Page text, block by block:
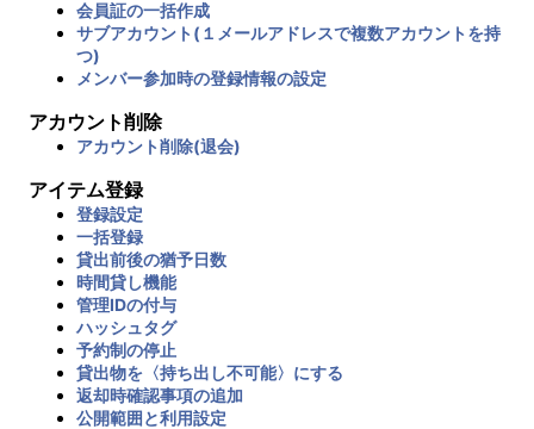
会員証の一括作成
サブアカウント(１メールアドレスで複数アカウントを持
つ)
メンバー参加時の登録情報の設定
アカウント削除
アカウント削除(退会)
アイテム登録
登録設定
一括登録
貸出前後の猶予日数
時間貸し機能
管理IDの付与
ハッシュタグ
予約制の停止
貸出物を〈持ち出し不可能〉にする
返却時確認事項の追加
公開範囲と利用設定